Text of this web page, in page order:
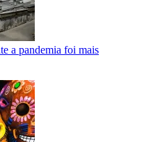
a pandemia foi mais